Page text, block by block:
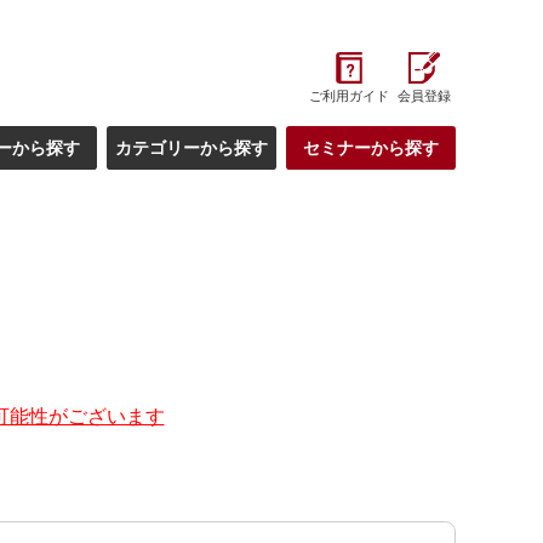
ご利用ガイド 会員登録
から探す カテゴリーから探す セミナーから探す
能性がございます